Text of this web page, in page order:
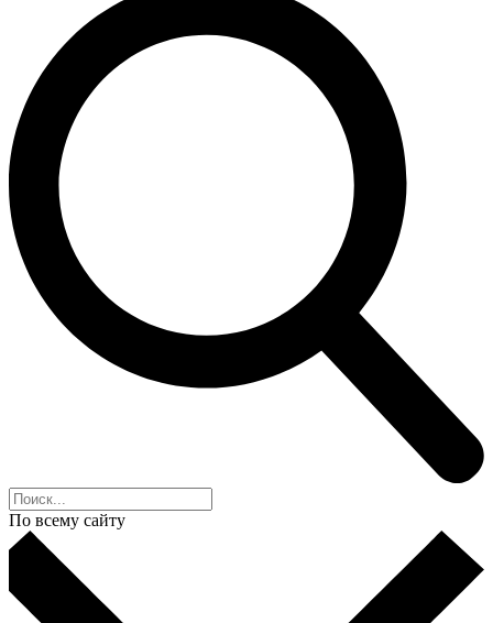
По всему сайту